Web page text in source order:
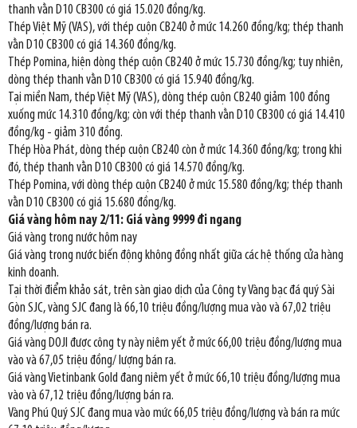
thanh vằn D10 CB300 có giá 15.020 đồng/kg.
Thép Việt Mỹ (VAS), với thép cuộn CB240 ở mức 14.260 đồng/kg; thép thanh
vằn D10 CB300 có giá 14.360 đồng/kg.
Thép Pomina, hiện dòng thép cuộn CB240 ở mức 15.730 đồng/kg; tuy nhiên,
dòng thép thanh vằn D10 CB300 có giá 15.940 đồng/kg.
Tại miền Nam, thép Việt Mỹ (VAS), dòng thép cuộn CB240 giảm 100 đồng
xuống mức 14.310 đồng/kg; còn với thép thanh vằn D10 CB300 có giá 14.410
đồng/kg - giảm 310 đồng.
Thép Hòa Phát, dòng thép cuộn CB240 còn ở mức 14.360 đồng/kg; trong khi
đó, thép thanh vằn D10 CB300 có giá 14.570 đồng/kg.
Thép Pomina, với dòng thép cuộn CB240 ở mức 15.580 đồng/kg; thép thanh
vằn D10 CB300 có giá 15.680 đồng/kg.
Giá vàng hôm nay 2/11: Giá vàng 9999 đi ngang
Giá vàng trong nước hôm nay
Giá vàng trong nước biến động không đồng nhất giữa các hệ thống cửa hàng
kinh doanh.
Tại thời điểm khảo sát, trên sàn giao dịch của Công ty Vàng bạc đá quý Sài
Gòn SJC, vàng SJC đang là 66,10 triệu đồng/lượng mua vào và 67,02 triệu
đồng/lượng bán ra.
Giá vàng DOJI được công ty này niêm yết ở mức 66,00 triệu đồng/lượng mua
vào và 67,05 triệu đồng/ lượng bán ra.
Giá vàng Vietinbank Gold đang niêm yết ở mức 66,10 triệu đồng/lượng mua
vào và 67,12 triệu đồng/lượng bán ra.
Vàng Phú Quý SJC đang mua vào mức 66,05 triệu đồng/lượng và bán ra mức